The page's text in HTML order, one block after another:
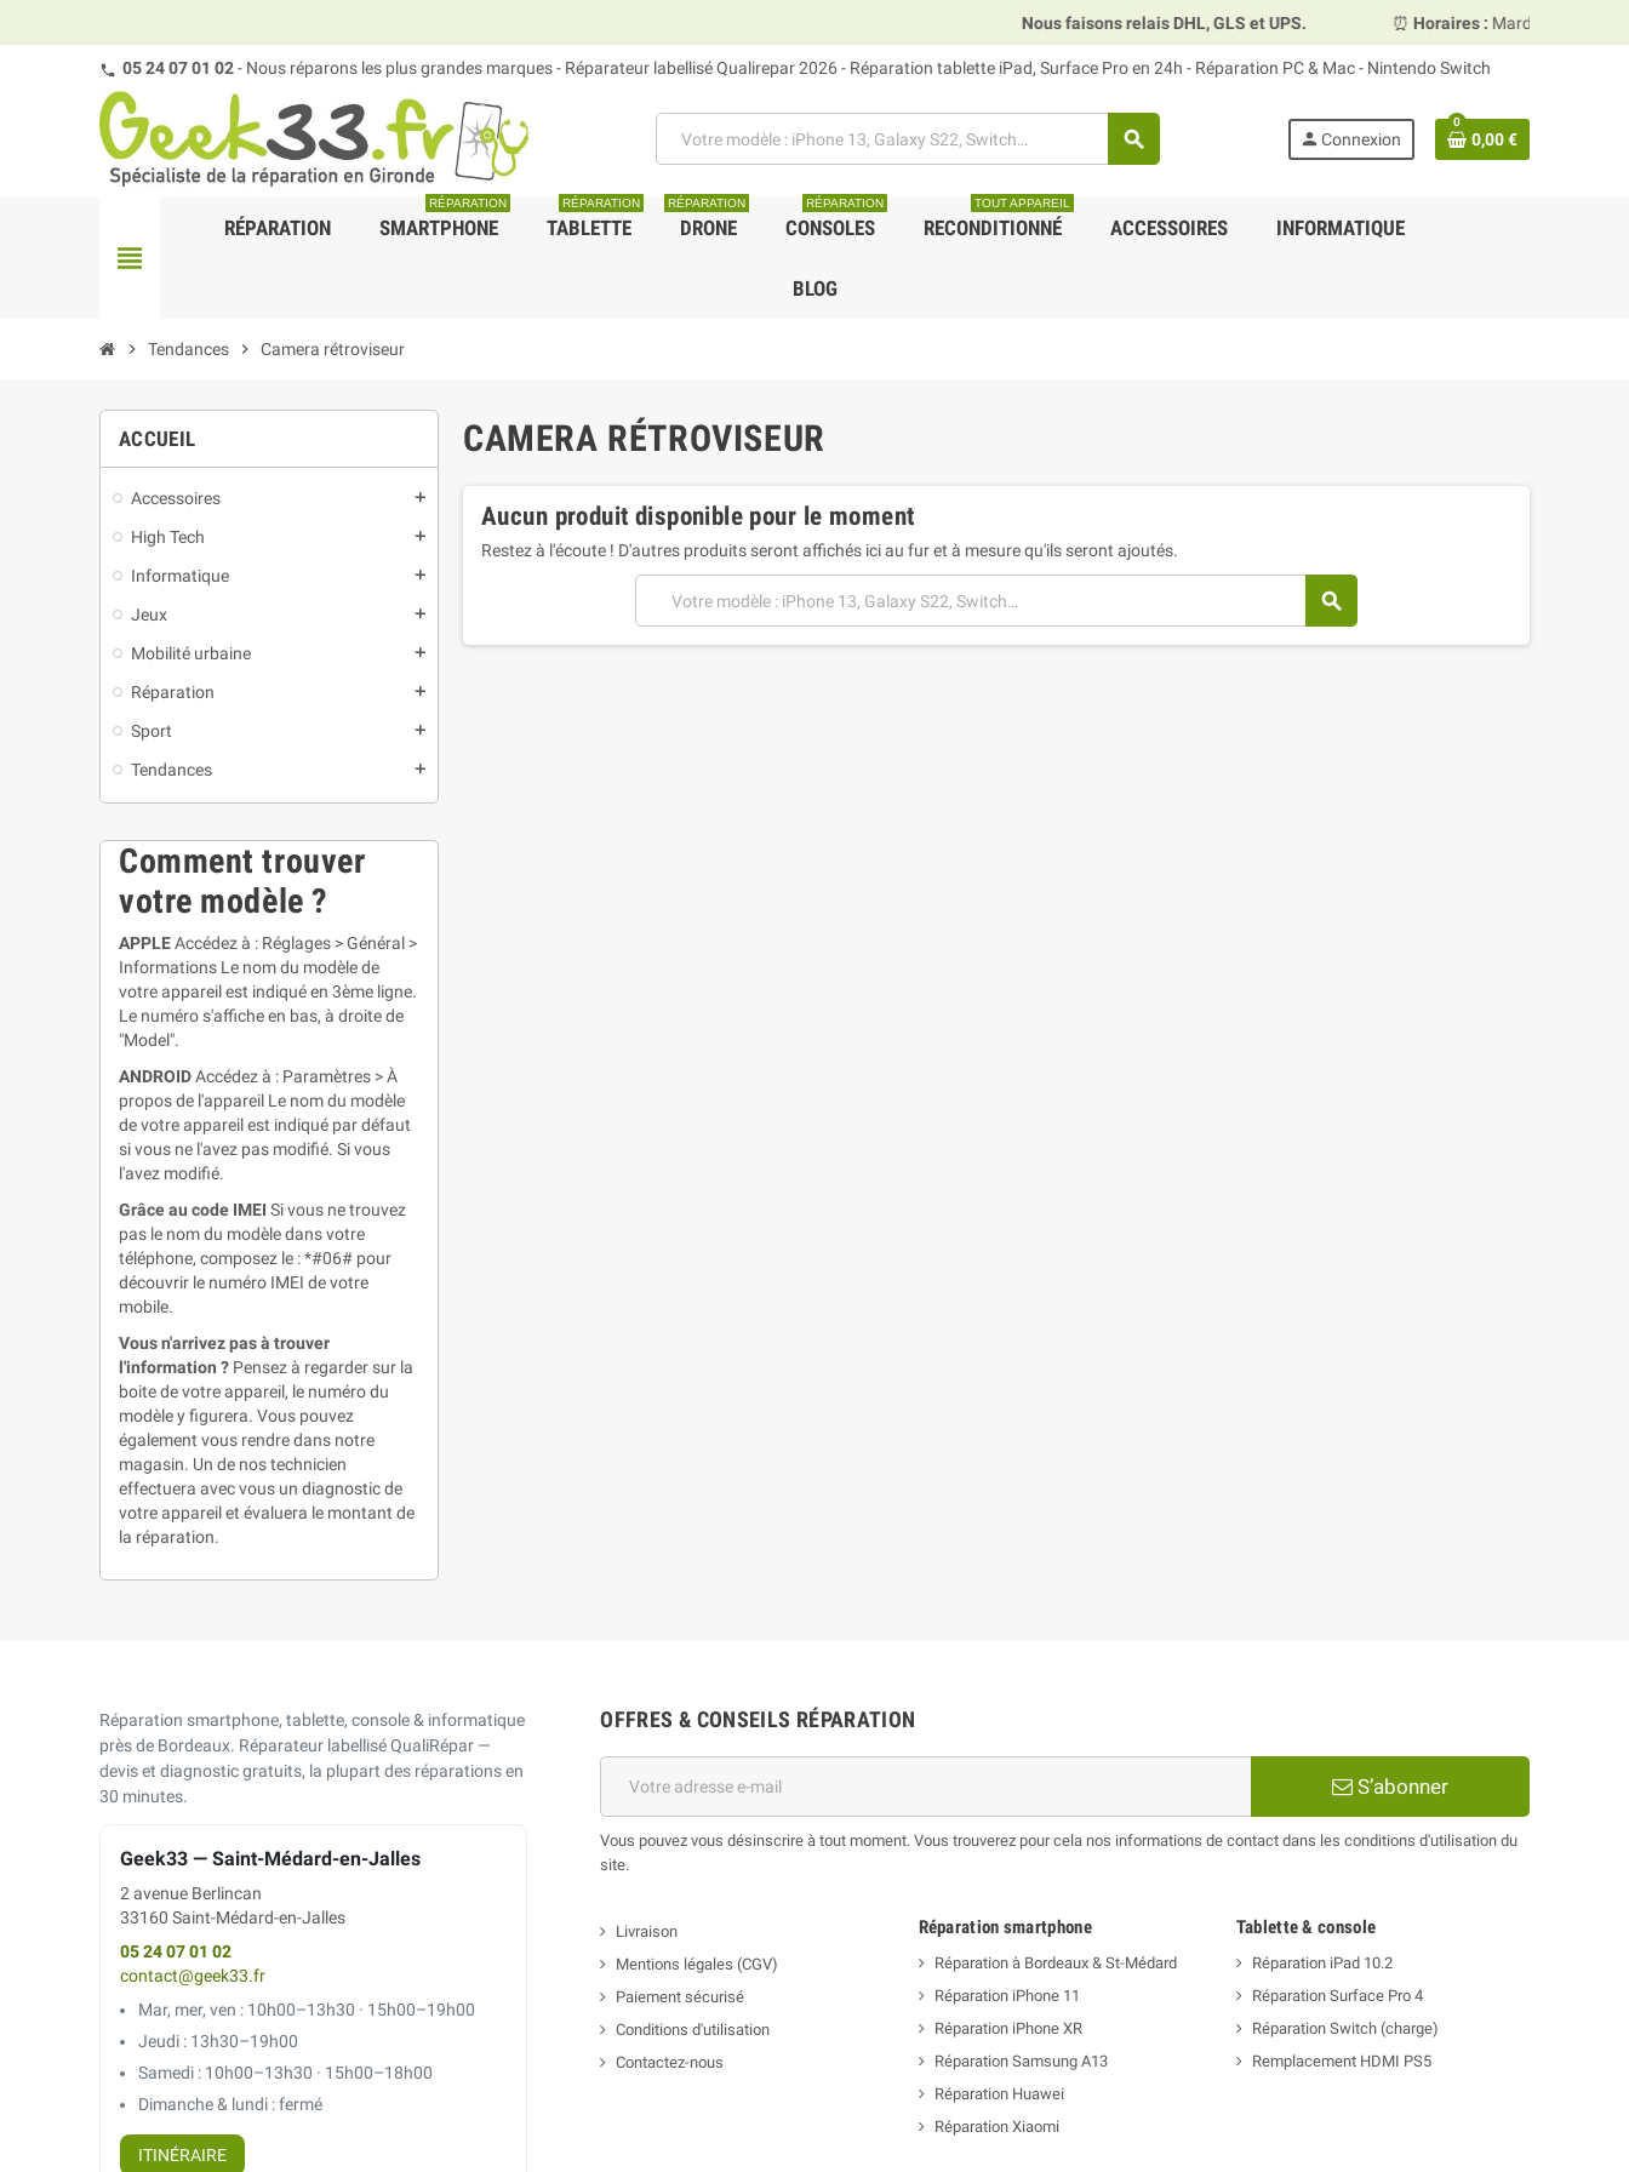
Nous faisons relais DHL, GLS et UPS. Horaires :Mardi, mercredi et
05 24 07 01 02- Nous réparons les plus grandes marques - Réparateur labellisé Qualirepar 2026 - Réparation tablette iPad, Surface Pro en 24h - Réparation PC & Mac - Nintendo Switch
search person Connexion
0
0,00 €
view_headline
RÉPARATION SMARTPHONE
RÉPARATION
TABLETTE
RÉPARATION
DRONE
RÉPARATION
CONSOLES
RÉPARATION
RECONDITIONNÉ
TOUT APPAREIL
ACCESSOIRES INFORMATIQUE
BLOG
chevron_right Tendances chevron_right Camera rétroviseur
ACCUEIL
Accessoires add
High Tech add
Informatique add
Jeux add
Mobilité urbaine add
Réparation add
Sport add
Tendances add
Comment trouver
votre modèle ?
APPLEAccédez à : Réglages > Général >
Informations Le nom du modèle de
votre appareil est indiqué en 3ème ligne.
Le numéro s'affiche en bas, à droite de
"Model".
ANDROIDAccédez à : Paramètres > À
propos de l'appareil Le nom du modèle
de votre appareil est indiqué par défaut
si vous ne l'avez pas modifié. Si vous
l'avez modifié.
Grâce au code IMEI Si vous ne trouvez
pas le nom du modèle dans votre
téléphone, composez le : *#06# pour
découvrir le numéro IMEI de votre
mobile.
Vous n'arrivez pas à trouver
l'information ? Pensez à regarder sur la
boite de votre appareil, le numéro du
modèle y figurera. Vous pouvez
également vous rendre dans notre
magasin. Un de nos technicien
effectuera avec vous un diagnostic de
votre appareil et évaluera le montant de
la réparation.
CAMERA RÉTROVISEUR
Aucun produit disponible pour le moment
Restez à l'écoute ! D'autres produits seront affichés ici au fur et à mesure qu'ils seront ajoutés.
search
Réparation smartphone, tablette, console & informatique
près de Bordeaux. Réparateur labellisé QualiRépar —
devis et diagnostic gratuits, la plupart des réparations en
30 minutes.
Geek33 — Saint-Médard-en-Jalles
2 avenue Berlincan
33160 Saint-Médard-en-Jalles
05 24 07 01 02
contact@geek33.fr
Mar, mer, ven : 10h00–13h30 · 15h00–19h00
Jeudi : 13h30–19h00
Samedi : 10h00–13h30 · 15h00–18h00
Dimanche & lundi : fermé
ITINÉRAIRE
OFFRES & CONSEILS RÉPARATION
S’abonner
Vous pouvez vous désinscrire à tout moment. Vous trouverez pour cela nos informations de contact dans les conditions d'utilisation du
site.
Livraison
Mentions légales (CGV)
Paiement sécurisé
Conditions d'utilisation
Contactez-nous
Réparation smartphone
Réparation à Bordeaux & St-Médard
Réparation iPhone 11
Réparation iPhone XR
Réparation Samsung A13
Réparation Huawei
Réparation Xiaomi
Tablette & console
Réparation iPad 10.2
Réparation Surface Pro 4
Réparation Switch (charge)
Remplacement HDMI PS5